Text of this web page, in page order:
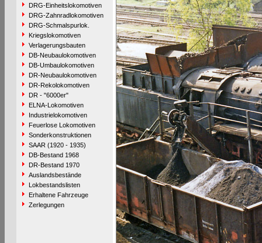
DRG-Einheitslokomotiven
DRG-Zahnradlokomotiven
DRG-Schmalspurlok.
Kriegslokomotiven
Verlagerungsbauten
DB-Neubaulokomotiven
DB-Umbaulokomotiven
DR-Neubaulokomotiven
DR-Rekolokomotiven
DR - "6000er"
ELNA-Lokomotiven
Industrielokomotiven
Feuerlose Lokomotiven
Sonderkonstruktionen
SAAR (1920 - 1935)
DB-Bestand 1968
DR-Bestand 1970
Auslandsbestände
Lokbestandslisten
Erhaltene Fahrzeuge
Zerlegungen